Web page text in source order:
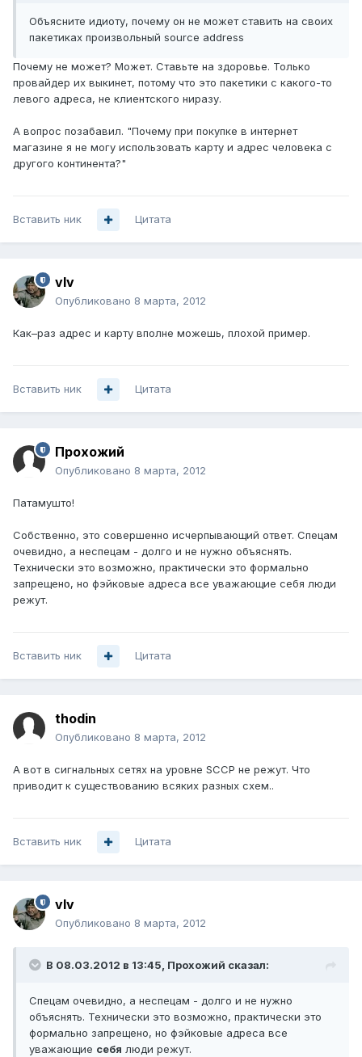
Объясните идиоту, почему он не может ставить на своих
пакетиках произвольный source address
Почему не может? Может. Ставьте на здоровье. Только
провайдер их выкинет, потому что это пакетики с какого-то
левого адреса, не клиентского ниразу.
А вопрос позабавил. "Почему при покупке в интернет
магазине я не могу использовать карту и адрес человека с
другого континента?"
Вставить ник Цитата
vIv
Опубликовано 8 марта, 2012
Как–раз адрес и карту вполне можешь, плохой пример.
Вставить ник Цитата
Прохожий
Опубликовано 8 марта, 2012
Патамушто!
Собственно, это совершенно исчерпывающий ответ. Спецам
очевидно, а неспецам - долго и не нужно объяснять.
Технически это возможно, практически это формально
запрещено, но фэйковые адреса все уважающие себя люди
режут.
Вставить ник Цитата
thodin
Опубликовано 8 марта, 2012
А вот в сигнальных сетях на уровне SCCP не режут. Что
приводит к существованию всяких разных схем..
Вставить ник Цитата
vIv
Опубликовано 8 марта, 2012
В 08.03.2012 в 13:45, Прохожий сказал:
Спецам очевидно, а неспецам - долго и не нужно
объяснять. Технически это возможно, практически это
формально запрещено, но фэйковые адреса все
уважающие себя люди режут.